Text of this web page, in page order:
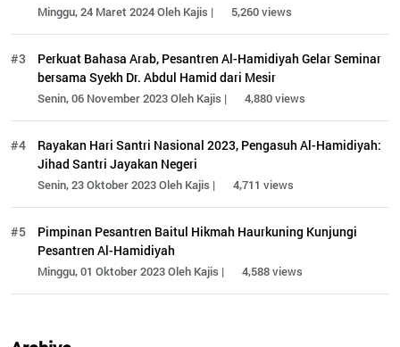
Minggu, 24 Maret 2024 Oleh Kajis | 5,260 views
#3
Perkuat Bahasa Arab, Pesantren Al-Hamidiyah Gelar Seminar
bersama Syekh Dr. Abdul Hamid dari Mesir
Senin, 06 November 2023 Oleh Kajis | 4,880 views
#4
Rayakan Hari Santri Nasional 2023, Pengasuh Al-Hamidiyah:
Jihad Santri Jayakan Negeri
Senin, 23 Oktober 2023 Oleh Kajis | 4,711 views
#5
Pimpinan Pesantren Baitul Hikmah Haurkuning Kunjungi
Pesantren Al-Hamidiyah
Minggu, 01 Oktober 2023 Oleh Kajis | 4,588 views